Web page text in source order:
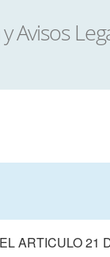
ARTICULO 21